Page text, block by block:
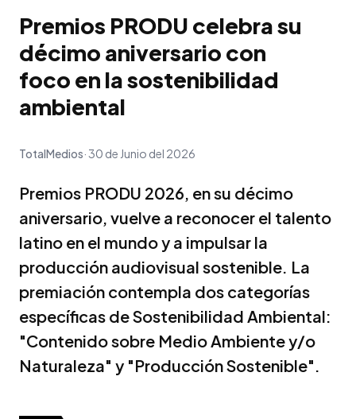
Premios PRODU celebra su
décimo aniversario con
foco en la sostenibilidad
ambiental
TotalMedios 30 de Junio del 2026
Premios PRODU 2026, en su décimo
aniversario, vuelve a reconocer el talento
latino en el mundo y a impulsar la
producción audiovisual sostenible. La
premiación contempla dos categorías
específicas de Sostenibilidad Ambiental:
"Contenido sobre Medio Ambiente y/o
Naturaleza" y "Producción Sostenible".